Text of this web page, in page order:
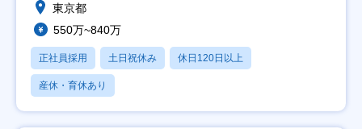
東京都
550万~840万
正社員採用 土日祝休み 休日120日以上
産休・育休あり